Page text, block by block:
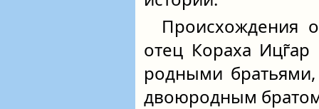
Происхождения
отец Кораха
родными
двоюродным